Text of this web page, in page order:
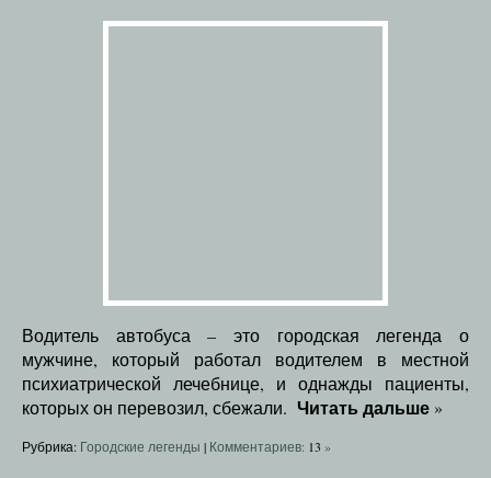
Водитель автобуса – это городская легенда о
мужчине, который работал водителем в местной
психиатрической лечебнице, и однажды пациенты,
которых он перевозил, сбежали. Читать дальше »
Рубрика: Городские легенды | Комментариев: 13 »